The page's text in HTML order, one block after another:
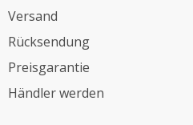
Versand
Rücksendung
Preisgarantie
Händler werden